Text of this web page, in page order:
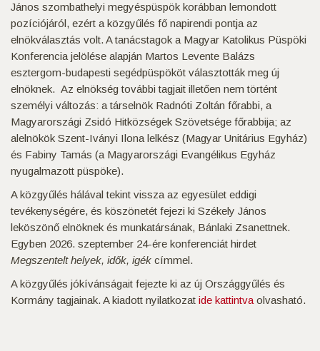
János szombathelyi megyéspüspök korábban lemondott
pozíciójáról, ezért a közgyűlés fő napirendi pontja az
elnökválasztás volt. A tanácstagok a Magyar Katolikus Püspöki
Konferencia jelölése alapján Martos Levente Balázs
esztergom-budapesti segédpüspököt választották meg új
elnöknek. Az elnökség további tagjait illetően nem történt
személyi változás: a társelnök Radnóti Zoltán főrabbi, a
Magyarországi Zsidó Hitközségek Szövetsége főrabbija; az
alelnökök Szent-Iványi Ilona lelkész (Magyar Unitárius Egyház)
és Fabiny Tamás (a Magyarországi Evangélikus Egyház
nyugalmazott püspöke).
A közgyűlés hálával tekint vissza az egyesület eddigi
tevékenységére, és köszönetét fejezi ki Székely János
leköszönő elnöknek és munkatársának, Bánlaki Zsanettnek.
Egyben 2026. szeptember 24-ére konferenciát hirdet
Megszentelt helyek, idők, igék címmel.
A közgyűlés jókívánságait fejezte ki az új Országgyűlés és
Kormány tagjainak. A kiadott nyilatkozat ide kattintva olvasható.